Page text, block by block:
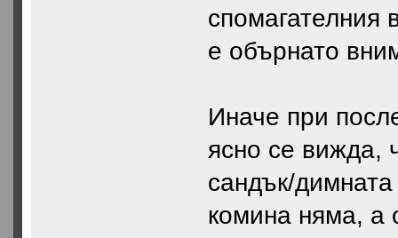
спомагателния
е обърнато
Иначе при
ясно се вижда,
сандък/
комина няма, а